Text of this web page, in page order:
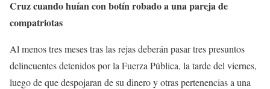
Cruz cuando huían con botín robado a una pareja de
compatriotas
Al menos tres meses tras las rejas deberán pasar tres presuntos
delincuentes detenidos por la Fuerza Pública, la tarde del viernes,
luego de que despojaran de su dinero y otras pertenencias a una